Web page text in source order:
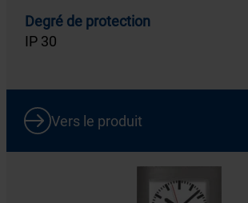
Degré de protection
IP 30
Vers le produit